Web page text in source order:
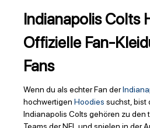
Indianapolis Colts
Offizielle Fan-
Fans
Wenn du als echter Fan der
hochwertigen Hoodies suchst, bist
Indianapolis Colts gehören zu den